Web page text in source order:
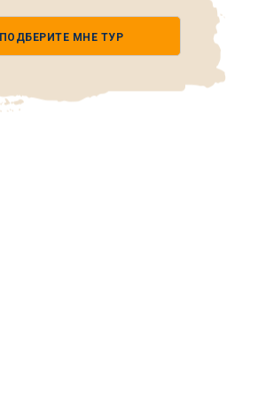
ПОДБЕРИТЕ МНЕ ТУР